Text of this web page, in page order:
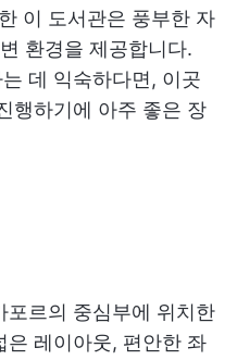
이 도서관은 풍부한 자
환경을 제공합니다.
데 익숙하다면, 이곳
행하기에 아주 좋은 장
포르의 중심부에 위치한
은 레이아웃, 편안한 좌